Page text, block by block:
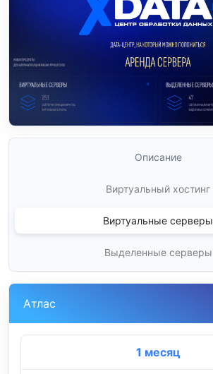
Описание
Виртуальный хостинг
Виртуальные серверы
Выделенные серверы
Атлас
1 месяц